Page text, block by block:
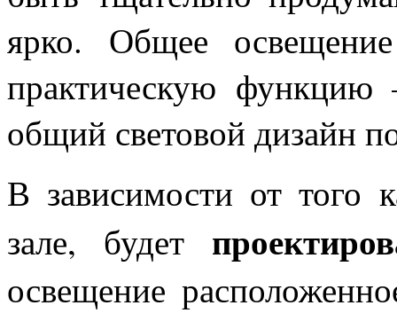
ярко. Общее
практическую функцию
общий световой дизайн
В зависимости от того
зале, будет
освещение